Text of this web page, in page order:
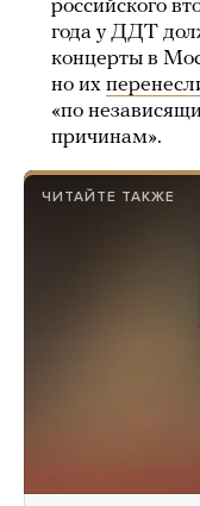
российского
года у ДДТ
концерты в
но их
«по
причинам».
ЧИТАЙТЕ ТАКЖЕ